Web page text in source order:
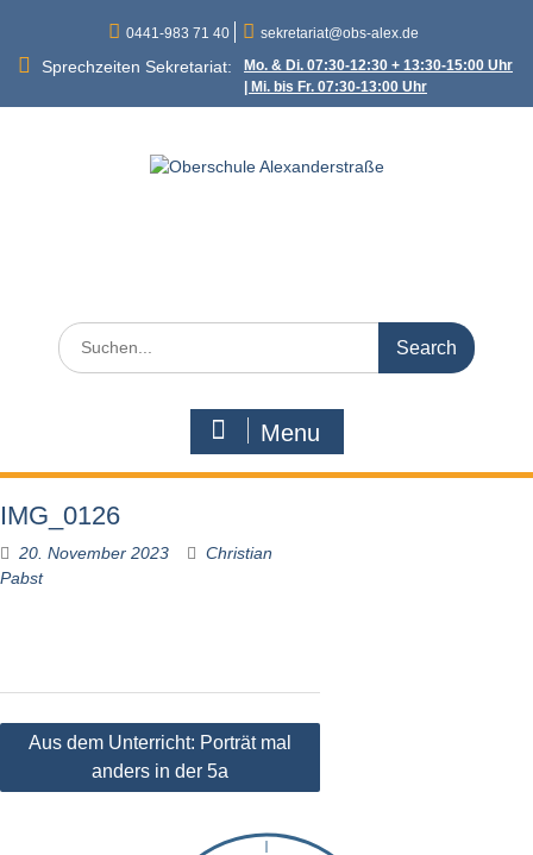
content
0441-983 71 40 sekretariat@obs-alex.de
Sprechzeiten Sekretariat:
Mo. & Di. 07:30-12:30 + 13:30-15:00 Uhr
| Mi. bis Fr. 07:30-13:00 Uhr
Search
for:
Menu
IMG_0126
20. November 2023
Christian
Pabst
Beitragsnavigation
Aus dem Unterricht: Porträt mal
anders in der 5a